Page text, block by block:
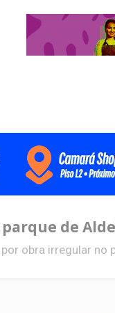
de
obra irregular no